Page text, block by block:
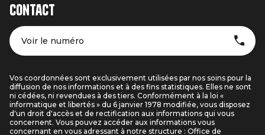
Contact
Voir le numéro
Vos coordonnées sont exclusivement utilisées par nos soins pour la
diffusion de nos informations et à des fins statistiques. Elles ne sont
ni cédées, ni revendues à des tiers. Conformément à la loi «
informatique et libertés » du 6 janvier 1978 modifiée, vous disposez
d'un droit d'accès et de rectification aux informations qui vous
concernent. Vous pouvez accéder aux informations vous
concernant en vous adressant à notre structure : Office de